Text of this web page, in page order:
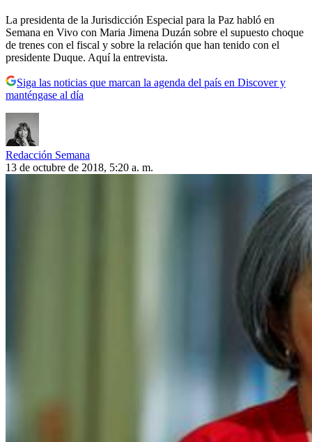
La presidenta de la Jurisdicción Especial para la Paz habló en
Semana en Vivo con Maria Jimena Duzán sobre el supuesto choque
de trenes con el fiscal y sobre la relación que han tenido con el
presidente Duque. Aquí la entrevista.
Siga las noticias que marcan la agenda del país en Discover y
manténgase al día
Redacción Semana
13 de octubre de 2018, 5:20 a. m.